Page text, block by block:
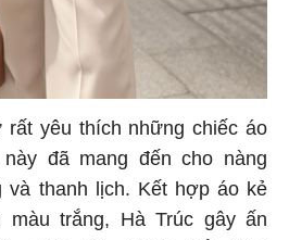
rất yêu thích những chiếc áo
đã mang đến cho nàng
và thanh lịch. Kết hợp áo kẻ
màu trắng, Hà Trúc gây ấn